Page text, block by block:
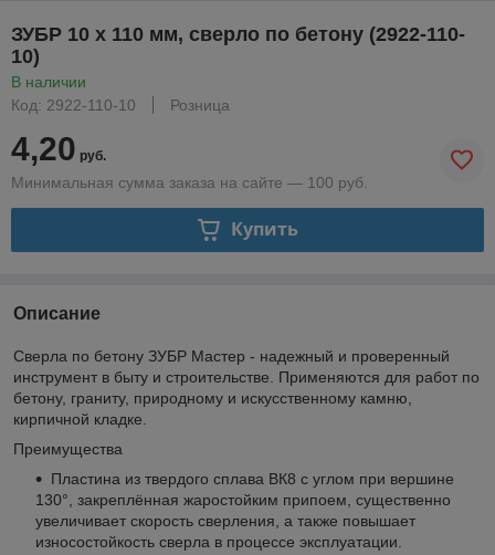
ЗУБР 10 x 110 мм, сверло по бетону (2922-110-
10)
В наличии
Код: 2922-110-10
Розница
4,20 руб.
Минимальная сумма заказа на сайте — 100 руб.
Купить
Описание
Сверла по бетону ЗУБР Мастер - надежный и проверенный
инструмент в быту и строительстве. Применяются для работ по
бетону, граниту, природному и искусственному камню,
кирпичной кладке.
Преимущества
Пластина из твердого сплава ВК8 с углом при вершине
130°, закреплённая жаростойким припоем, существенно
увеличивает скорость сверления, а также повышает
износостойкость сверла в процессе эксплуатации.